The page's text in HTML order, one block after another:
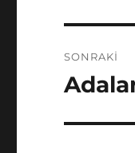
SONRAKI
Sonraki